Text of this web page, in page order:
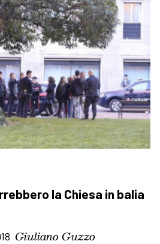
la Chiesa in balia
Giuliano Guzzo